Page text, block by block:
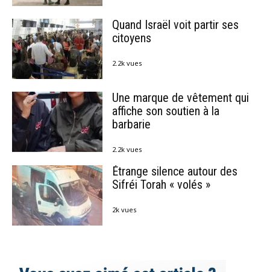
Quand Israël voit partir ses
citoyens
2.2k vues
Une marque de vêtement qui
affiche son soutien à la
barbarie
2.2k vues
Étrange silence autour des
Sifréi Torah « volés »
2k vues